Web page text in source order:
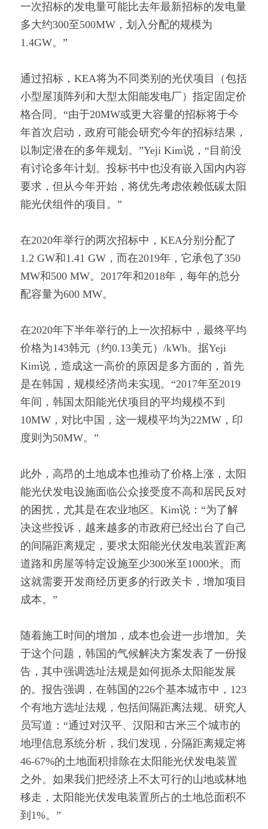
一次招标的发电量可能比去年最新招标的发电量
多大约300至500MW，划入分配的规模为
1.4GW。”
通过招标，KEA将为不同类别的光伏项目（包括
小型屋顶阵列和大型太阳能发电厂）指定固定价
格合同。“由于20MW或更大容量的招标将于今
年首次启动，政府可能会研究今年的招标结果，
以制定潜在的多年规划。”Yeji Kim说，“目前没
有讨论多年计划。投标书中也没有嵌入国内内容
要求，但从今年开始，将优先考虑依赖低碳太阳
能光伏组件的项目。”
在2020年举行的两次招标中，KEA分别分配了
1.2 GW和1.41 GW，而在2019年，它承包了350
MW和500 MW。2017年和2018年，每年的总分
配容量为600 MW。
在2020年下半年举行的上一次招标中，最终平均
价格为143韩元（约0.13美元）/kWh。据Yeji
Kim说，造成这一高价的原因是多方面的，首先
是在韩国，规模经济尚未实现。“2017年至2019
年间，韩国太阳能光伏项目的平均规模不到
10MW，对比中国，这一规模平均为22MW，印
度则为50MW。”
此外，高昂的土地成本也推动了价格上涨，太阳
能光伏发电设施面临公众接受度不高和居民反对
的困扰，尤其是在农业地区。Kim说：“为了解
决这些投诉，越来越多的市政府已经出台了自己
的间隔距离规定，要求太阳能光伏发电装置距离
道路和房屋等特定设施至少300米至1000米。而
这就需要开发商经历更多的行政关卡，增加项目
成本。”
随着施工时间的增加，成本也会进一步增加。关
于这个问题，韩国的气候解决方案发表了一份报
告，其中强调选址法规是如何扼杀太阳能发展
的。报告强调，在韩国的226个基本城市中，123
个有地方选址法规，包括间隔距离法规。研究人
员写道：“通过对汉平、汉阳和古米三个城市的
地理信息系统分析，我们发现，分隔距离规定将
46-67%的土地面积排除在太阳能光伏发电装置
之外。如果我们把经济上不太可行的山地或林地
移走，太阳能光伏发电装置所占的土地总面积不
到1%。”